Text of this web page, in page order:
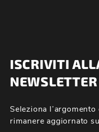
ISCRIVITI
NEWSLETTER
Seleziona
rimanere aggiornato